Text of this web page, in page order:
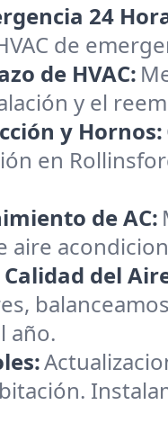
24
de
de HVAC:
y el
y Hornos:
en
de AC:
aire
del
año.